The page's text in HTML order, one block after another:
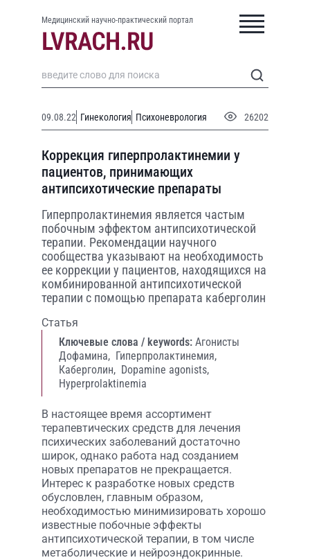
Медицинский научно-практический портал
09.08.22 Гинекология Психоневрология 26202
Коррекция гиперпролактинемии у
пациентов, принимающих
антипсихотические препараты
Гиперпролактинемия является частым
побочным эффектом антипсихотической
терапии. Рекомендации научного
сообщества указывают на необходимость
ее коррекции у пациентов, находящихся на
комбинированной антипсихотической
терапии с помощью препарата каберголин
Статья
Ключевые слова / keywords: Агонисты
Дофамина, Гиперпролактинемия,
Каберголин, Dopamine agonists,
Hyperprolaktinemia
В настоящее время ассортимент
терапевтических средств для лечения
психических заболеваний достаточно
широк, однако работа над созданием
новых препаратов не прекращается.
Интерес к разработке новых средств
обусловлен, главным образом,
необходимостью минимизировать хорошо
известные побочные эффекты
антипсихотической терапии, в том числе
метаболические и нейроэндокринные.